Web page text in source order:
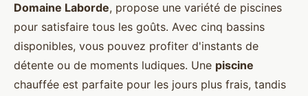
Domaine Laborde, propose une variété de piscines
pour satisfaire tous les goûts. Avec cinq bassins
disponibles, vous pouvez profiter d'instants de
détente ou de moments ludiques. Une piscine
chauffée est parfaite pour les jours plus frais, tandis